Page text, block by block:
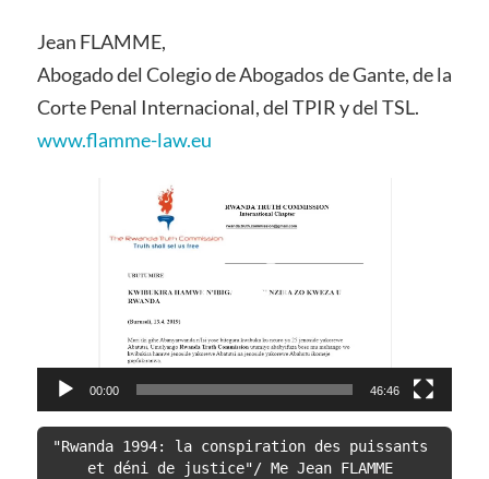
Jean FLAMME,
Abogado del Colegio de Abogados de Gante, de la
Corte Penal Internacional, del TPIR y del TSL.
www.flamme-law.eu
00:00 46:46
"Rwanda 1994: la conspiration des puissants
et déni de justice"/ Me Jean FLAMME